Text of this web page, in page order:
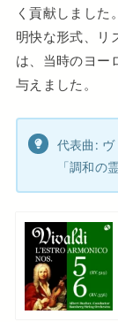
く貢献しました。
明快な形式、リ
は、当時のヨー
与えました。
代表曲:
「調和の